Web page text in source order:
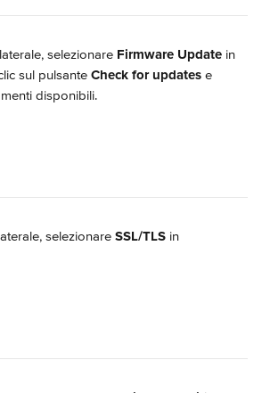
selezionare Firmware Update in
sul pulsante Check for updates e
disponibili.
selezionare SSL/TLS in